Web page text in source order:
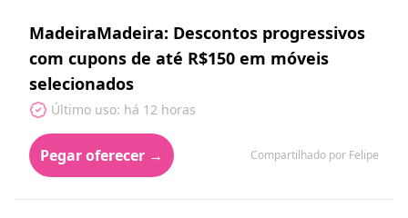
MadeiraMadeira: Descontos progressivos
com cupons de até R$150 em móveis
selecionados
Último uso: há 12 horas
Pegar oferecer → Compartilhado por Felipe